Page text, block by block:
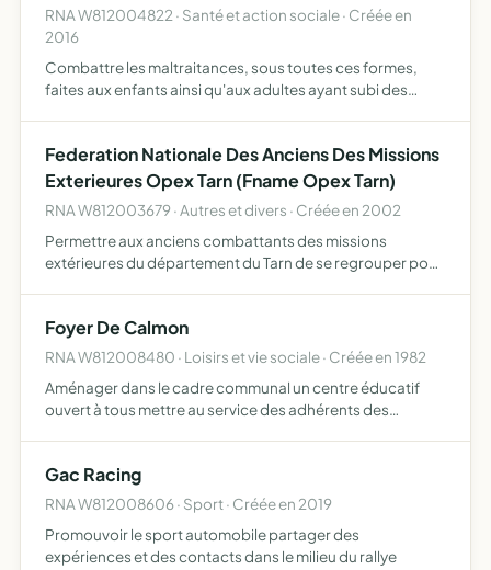
RNA W812004822 · Santé et action sociale · Créée en
2016
Combattre les maltraitances, sous toutes ces formes,
faites aux enfants ainsi qu'aux adultes ayant subi des
…
Federation Nationale Des Anciens Des Missions
Exterieures Opex Tarn (Fname Opex Tarn)
RNA W812003679 · Autres et divers · Créée en 2002
Permettre aux anciens combattants des missions
extérieures du département du Tarn de se regrouper pour
compagnons, …
Foyer De Calmon
RNA W812008480 · Loisirs et vie sociale · Créée en 1982
Aménager dans le cadre communal un centre éducatif
ouvert à tous mettre au service des adhérents des
des ac…
Gac Racing
RNA W812008606 · Sport · Créée en 2019
Promouvoir le sport automobile partager des
expériences et des contacts dans le milieu du rallye